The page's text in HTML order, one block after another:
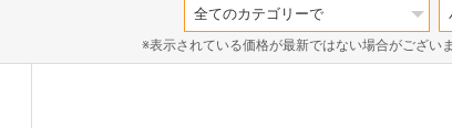
※表示されている価格が最新ではない場合がござい